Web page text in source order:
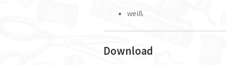
weiß
Download